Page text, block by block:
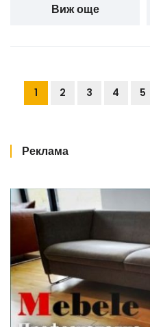
Виж още
1 2 3 4 5
Реклама